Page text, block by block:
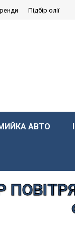
Підбір олії
АВТО